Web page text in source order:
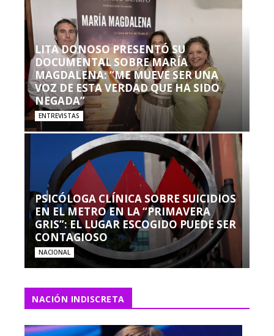
LITA DONOSO PRESENTÓ SU
DOCUMENTAL SOBRE MARÍA
MAGDALENA: “ME MUEVE SER UNA
VOZ DE ESTA VERDAD QUE HA SIDO
NEGADA”
ENTREVISTAS
PSICÓLOGA CLÍNICA SOBRE SUICIDIOS
EN EL METRO EN LA “PRIMAVERA
GRIS”: EL LUGAR ESCOGIDO PUEDE SER
CONTAGIOSO
NACIONAL
NACIÓN INDISCRETA